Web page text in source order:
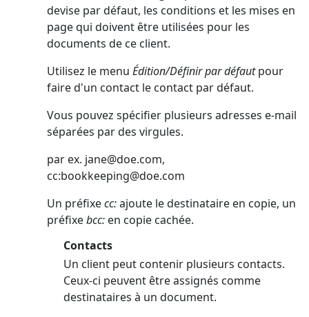
devise par défaut, les conditions et les mises en
page qui doivent être utilisées pour les
documents de ce client.
Utilisez le menu Édition/Définir par défautpour
faire d'un contact le contact par défaut.
Vous pouvez spécifier plusieurs adresses e-mail
séparées par des virgules.
par ex. jane@doe.com,
cc:bookkeeping@doe.com
Un préfixecc:ajoute le destinataire en copie, un
préfixebcc: en copie cachée.
Contacts
Un client peut contenir plusieurs contacts.
Ceux-ci peuvent être assignés comme
destinataires à un document.